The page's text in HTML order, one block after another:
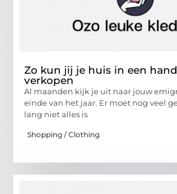
Zo kun jij je huis in een
verkopen
Al maanden kijk je uit naar jouw
einde van het jaar. Er moet nog veel
lang niet alles is
Shopping / Clothing